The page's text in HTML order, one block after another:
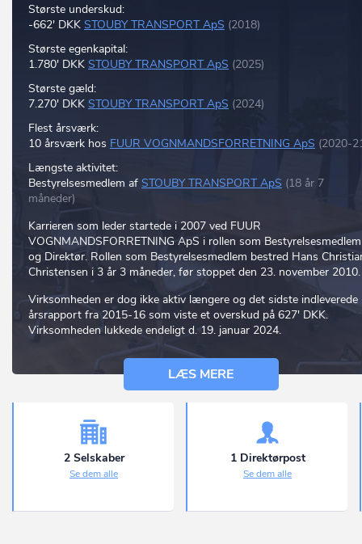
Største underskud:
-662' DKK STOUBY TRANSPORT ApS (2018)
Største egenkapital:
1.780' DKK STOUBY TRANSPORT ApS (2025)
Største gæld:
7.270' DKK STOUBY TRANSPORT ApS (2024)
Flest årsværk:
10 årsværk hos FUUR VOGNMANDSFORRETNING ApS (2020-
Længste aktivitet:
Bestyrelsesmedlem af STOUBY TRANSPORT ApS (18 år 7
måneder)
Karrieren som leder startede i 2007 ved FUUR
VOGNMANDSFORRETNING ApS i rollen som Bestyrelsesmedlem
og Direktør. Rollen som Bestyrelsesmedlem bestred Hans
Christensen i 3 år 3 måneder, før stoppet den 23. november 2010.
Virksomheden er dog ikke aktiv længere og det sidste indleverede
årsrapport fra 2015-16 som viste et overskud på 627' DKK.
Virksomheden lukkede endeligt d. 19. januar 2024.
LÆS MERE
2 Selskaber
Se dem alle
1 Direktørpost
Se dem alle